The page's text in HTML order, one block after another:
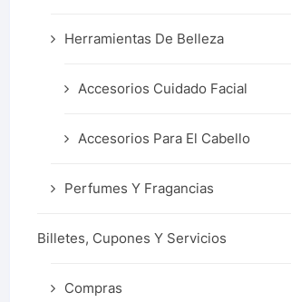
Herramientas De Belleza
Accesorios Cuidado Facial
Accesorios Para El Cabello
Perfumes Y Fragancias
Billetes, Cupones Y Servicios
Compras